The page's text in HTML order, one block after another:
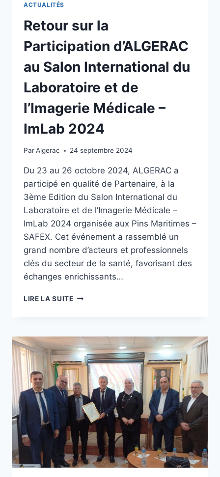
ACTUALITÉS
Retour sur la
Participation d’ALGERAC
au Salon International du
Laboratoire et de
l’Imagerie Médicale –
ImLab 2024
ParAlgerac 24 septembre 2024
Du 23 au 26 octobre 2024, ALGERAC a
participé en qualité de Partenaire, à la
3ème Edition du Salon International du
Laboratoire et de l’Imagerie Médicale –
ImLab 2024 organisée aux Pins Maritimes –
SAFEX. Cet événement a rassemblé un
grand nombre d’acteurs et professionnels
clés du secteur de la santé, favorisant des
échanges enrichissants…
LIRE LA SUITE